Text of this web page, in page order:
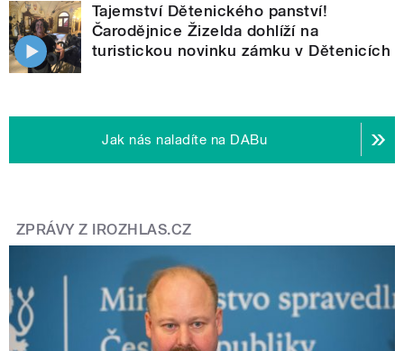
Tajemství Dětenického panství!
Čarodějnice Žizelda dohlíží na
turistickou novinku zámku v Dětenicích
Jak nás naladíte na DABu
ZPRÁVY Z IROZHLAS.CZ